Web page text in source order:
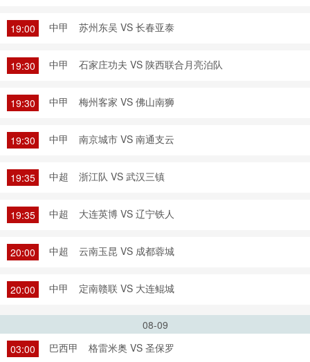
19:00 中甲 苏州东吴 VS 长春亚泰
19:30 中甲 石家庄功夫 VS 陕西联合月亮泊队
19:30 中甲 梅州客家 VS 佛山南狮
19:30 中甲 南京城市 VS 南通支云
19:35 中超 浙江队 VS 武汉三镇
19:35 中超 大连英博 VS 辽宁铁人
20:00 中超 云南玉昆 VS 成都蓉城
20:00 中甲 定南赣联 VS 大连鲲城
08-09
03:00
巴西甲 格雷米奥 VS 圣保罗